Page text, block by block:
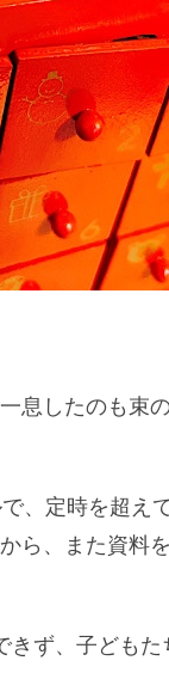
息したのも束
、定時を超え
ら、また資料
ず、子どもた